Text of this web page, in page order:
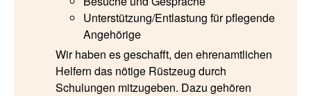
Unterstützung/Entlastung für pflegende
Angehörige
Wir haben es geschafft, den ehrenamtlichen
Helfern das nötige Rüstzeug durch
Schulungen mitzugeben. Dazu gehören